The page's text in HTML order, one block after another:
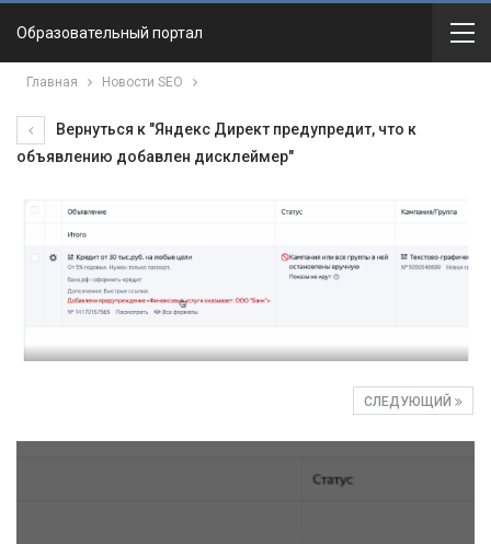
Образовательный портал
Главная Новости SEO
Вернуться к "Яндекс Директ предупредит, что к
объявлению добавлен дисклеймер"
СЛЕДУЮЩИЙ